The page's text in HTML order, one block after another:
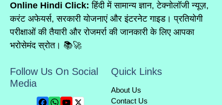
Online Hindi Click: हिंदी में सामान्य ज्ञान, टेक्नोलॉजी न्यूज़,
करंट अफेयर्स, सरकारी योजनाएं और इंटरनेट गाइड। प्रतियोगी
परीक्षाओं की तैयारी और रोजमर्रा की जानकारी के लिए आपका
भरोसेमंद स्रोत। 📚🚀
Follow Us On Social
Media
Quick Links
About Us
Contact Us